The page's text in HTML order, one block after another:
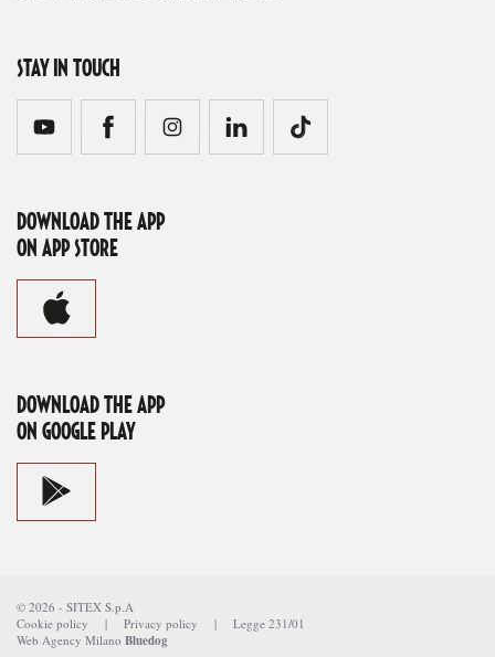
STAY IN TOUCH
DOWNLOAD THE APP
ON APP STORE
DOWNLOAD THE APP
ON GOOGLE PLAY
© 2026 - SITEX S.p.A
Cookie policy | Privacy policy | Legge 231/01
Web Agency Milano Bluedog